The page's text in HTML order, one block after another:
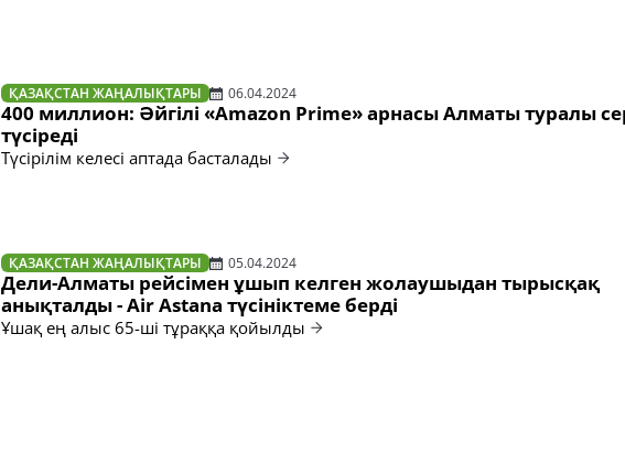
ҚАЗАҚСТАН ЖАҢАЛЫҚТАРЫ 06.04.2024
400 миллион: Әйгілі «Amazon Prime» арнасы Алматы туралы
түсіреді
Түсірілім келесі аптада басталады
ҚАЗАҚСТАН ЖАҢАЛЫҚТАРЫ 05.04.2024
Дели-Алматы рейсімен ұшып келген жолаушыдан тырысқақ
анықталды - Air Astana түсініктеме берді
Ұшақ ең алыс 65-ші тұраққа қойылды